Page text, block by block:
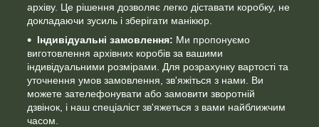
архіву. Це рішення дозволяє легко діставати коробку, не
докладаючи зусиль і зберігати манікюр.
Індивідуальні замовлення: Ми пропонуємо
виготовлення архівних коробів за вашими
індивідуальними розмірами. Для розрахунку вартості та
уточнення умов замовлення, зв'яжіться з нами. Ви
можете зателефонувати або замовити зворотній
дзвінок, і наш спеціаліст зв'яжеться з вами найближчим
часом.